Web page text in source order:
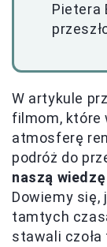
Pietera
W artykule
filmom, które
atmosferę
podróż do
naszą
Dowiemy się,
tamtych
stawali